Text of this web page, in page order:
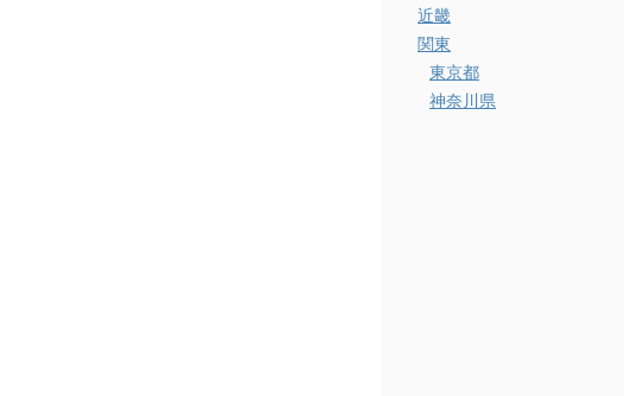
近畿
関東
東京都
神奈川県